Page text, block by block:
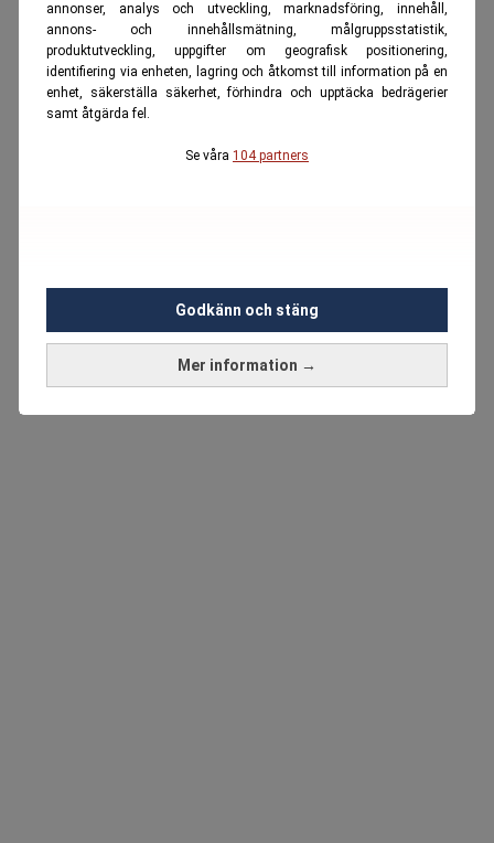
annonser, analys och utveckling, marknadsföring, innehåll,
annons- och innehållsmätning, målgruppsstatistik,
produktutveckling, uppgifter om geografisk positionering,
identifiering via enheten, lagring och åtkomst till information på en
enhet, säkerställa säkerhet, förhindra och upptäcka bedrägerier
samt åtgärda fel.
Se våra 104 partners
Mer information →
Godkänn och stäng